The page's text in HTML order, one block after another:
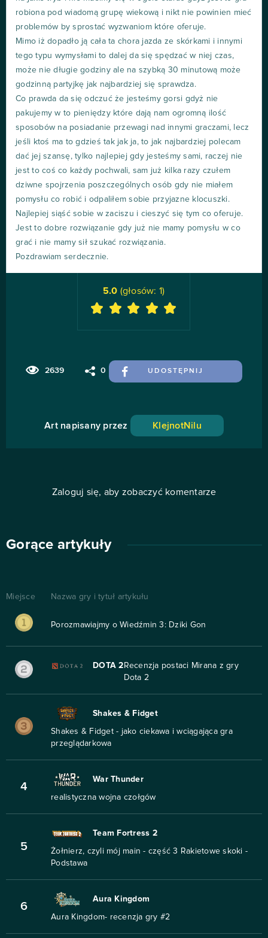
robiona pod wiadomą grupę wiekową i nikt nie powinien mieć
problemów by sprostać wyzwaniom które oferuje.
Mimo iż dopadło ją cała ta chora jazda ze skórkami i innymi
tego typu wymysłami to dalej da się spędzać w niej czas,
może nie długie godziny ale na szybką 30 minutową może
godzinną partyjkę jak najbardziej się sprawdza.
Co prawda da się odczuć że jesteśmy gorsi gdyż nie
pakujemy w to pieniędzy które dają nam ogromną ilość
sposobów na posiadanie przewagi nad innymi graczami, lecz
jeśli ktoś ma to gdzieś tak jak ja, to jak najbardziej polecam
dać jej szansę, tylko najlepiej gdy jesteśmy sami, raczej nie
jest to coś co każdy pochwali, sam już kilka razy czułem
dziwne spojrzenia poszczególnych osób gdy nie miałem
pomysłu co robić i odpaliłem sobie przyjazne klocuszki.
Najlepiej siąść sobie w zaciszu i cieszyć się tym co oferuje.
Jest to dobre rozwiązanie gdy już nie mamy pomysłu w co
grać i nie mamy sił szukać rozwiązania.
Pozdrawiam serdecznie.
2639 0 UDOSTĘPNIJ
5.0 (głosów: 1)
Art napisany przez KlejnotNilu
Zaloguj się, aby zobaczyć komentarze
Gorące artykuły
Miejsce Nazwa gry i tytuł artykułu
Porozmawiajmy o Wiedźmin 3: Dziki Gon
DOTA 2 Recenzja postaci Mirana z gry
Dota 2
Shakes & Fidget
Shakes & Fidget - jako ciekawa i wciągająca gra
przeglądarkowa
4
War Thunder
realistyczna wojna czołgów
5
Team Fortress 2
Żołnierz, czyli mój main - część 3 Rakietowe skoki -
Podstawa
6
Aura Kingdom
Aura Kingdom- recenzja gry #2